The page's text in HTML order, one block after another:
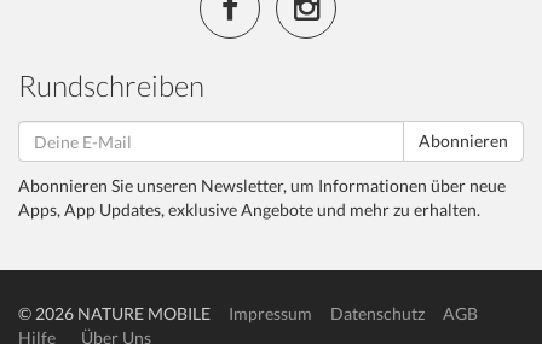
Rundschreiben
Abonnieren
Abonnieren Sie unseren Newsletter, um Informationen über neue
Apps, App Updates, exklusive Angebote und mehr zu erhalten.
© 2026 NATURE MOBILE Impressum Datenschutz
AGB
Hilfe
Über Uns